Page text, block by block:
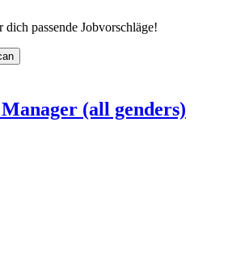
dich passende Jobvorschläge!
(all genders)